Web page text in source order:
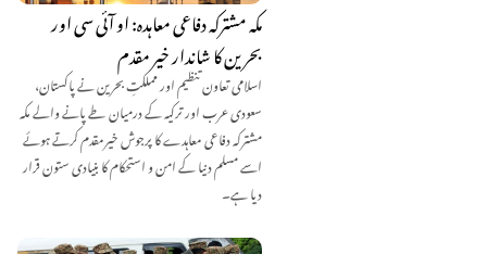
مکہ مشترکہ دفاعی معاہدہ: او آئی سی اور
بحرین کا شاندار خیر مقدم
اسلامی تعاون تنظیم اور مملکتِ بحرین نے پاکستان،
سعودی عرب اور ترکیہ کے درمیان طے پانے والے مکہ
مشترکہ دفاعی معاہدے کا پرجوش خیرمقدم کرتے ہوئے
اسے مسلم دنیا کے امن و استحکام کا بنیادی ستون قرار
دیا ہے۔